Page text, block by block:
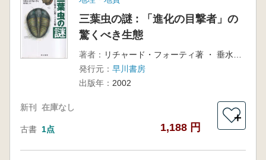
三葉虫の謎 : 「進化の目撃者」の
驚くべき生態
著者：
発行元： 早川書房
出版年： 2002
新刊 在庫なし
古書 1点 1,188 円
＋